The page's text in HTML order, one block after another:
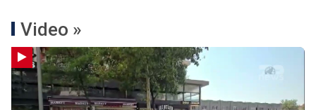
Video »